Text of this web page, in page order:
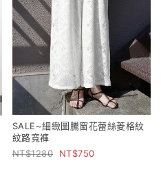
SALE~細緻圖騰窗花蕾絲菱格紋
紋路寬褲
1280
750